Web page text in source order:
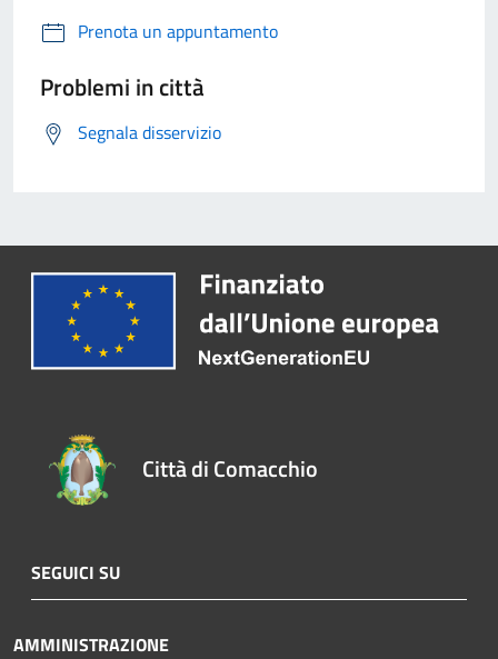
Prenota un appuntamento
Problemi in città
Segnala disservizio
Città di Comacchio
SEGUICI SU
AMMINISTRAZIONE